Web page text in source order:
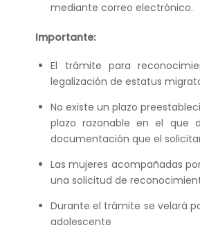
mediante correo electrónico.
Importante:
El trámite para
legalización de estatus
No existe un plazo
plazo razonable en el que
documentación que el
Las mujeres acompañadas
una solicitud de
Durante el trámite se velará
adolescente